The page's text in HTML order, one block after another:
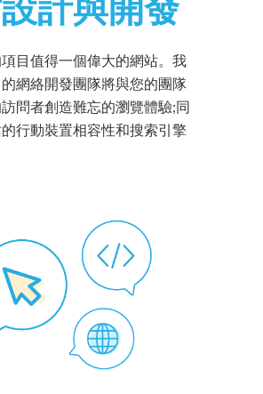
目值得一個偉大的網站。我
網絡開發團隊將與您的團隊
問者創造難忘的瀏覽體驗;同
行動裝置相容性和搜索引擎